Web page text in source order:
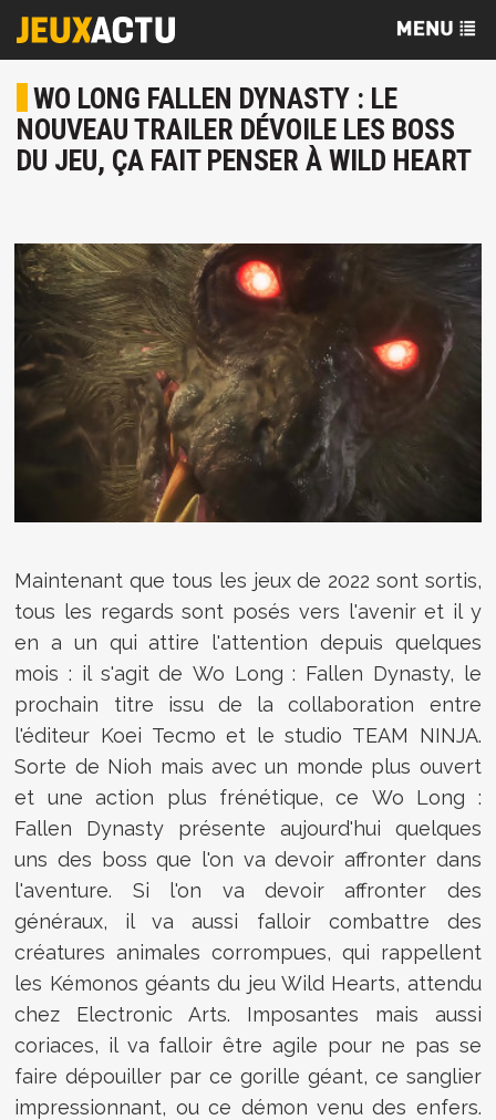
WO LONG FALLEN DYNASTY : LE
NOUVEAU TRAILER DÉVOILE LES BOSS
DU JEU, ÇA FAIT PENSER À WILD HEART
Maintenant que tous les jeux de 2022 sont sortis,
tous les regards sont posés vers l'avenir et il y
en a un qui attire l'attention depuis quelques
mois : il s'agit de Wo Long : Fallen Dynasty, le
prochain titre issu de la collaboration entre
l'éditeur Koei Tecmo et le studio TEAM NINJA.
Sorte de Nioh mais avec un monde plus ouvert
et une action plus frénétique, ce Wo Long :
Fallen Dynasty présente aujourd'hui quelques
uns des boss que l'on va devoir affronter dans
l'aventure. Si l'on va devoir affronter des
généraux, il va aussi falloir combattre des
créatures animales corrompues, qui rappellent
les Kémonos géants du jeu Wild Hearts, attendu
chez Electronic Arts. Imposantes mais aussi
coriaces, il va falloir être agile pour ne pas se
faire dépouiller par ce gorille géant, ce sanglier
impressionnant, ou ce démon venu des enfers.